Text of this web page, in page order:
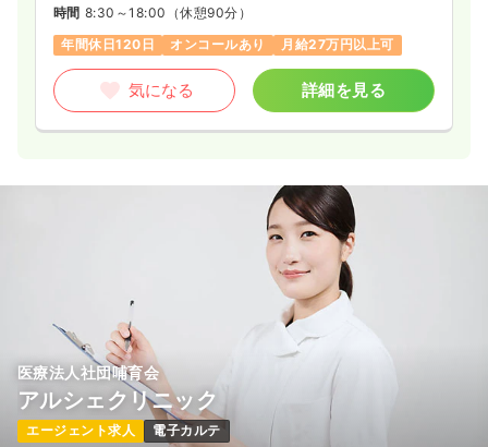
時間 8:30～18:00 （休憩90分）
年間休日120日
オンコールあり 月給27万円以上可
気になる 詳細を見る
医療法人社団哺育会
アルシェクリニック
エージェント求人 電子カルテ